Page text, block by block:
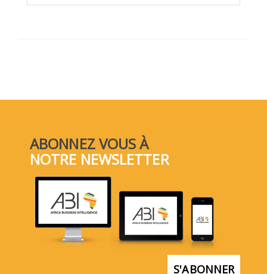
ABONNEZ VOUS À
NOTRE NEWSLETTER
S'ABONNER